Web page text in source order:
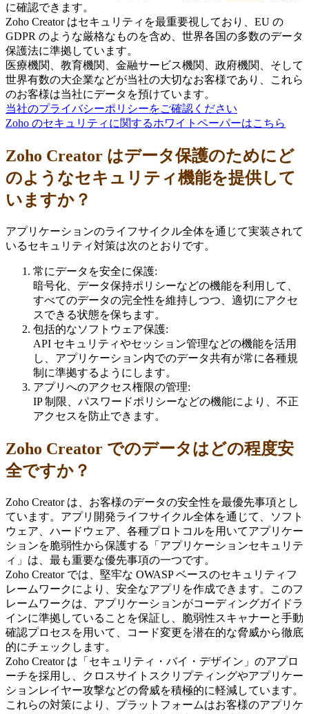
に確認できます。
Zoho Creator はセキュリティを最重要視しており、EU の
GDPR のような厳格なものを含め、世界各国の多数のデータ
保護法に準拠しています。
医療機関、教育機関、金融サービス機関、政府機関、そして
世界有数の大企業などが当社の大切なお客様であり、これら
のお客様は当社にデータを預けています。
当社のプライバシーポリシーをご確認ください
Zoho のセキュリティに関するホワイトペーパーはこちら
Zoho Creator はデータ保護のためにど
のようなセキュリティ機能を提供して
いますか？
アプリケーションのライフサイクル全体を通じて実装されて
いるセキュリティ対策は次のとおりです。
常にデータを安全に保護:
暗号化、データ保持ポリシーなどの機能を利用して、
すべてのデータの完全性を維持しつつ、適切にアクセ
スできる状態を保ちます。
包括的なソフトウェア保護:
API セキュリティやセッション管理などの機能を活用
し、アプリケーション内でのデータ共有が常に各種規
制に準拠するようにします。
アプリへのアクセス権限の管理:
IP 制限、パスワードポリシーなどの機能により、不正
アクセスを防止できます。
Zoho Creator でのデータはどの程度安
全ですか？
Zoho Creator は、お客様のデータの安全性を最優先事項とし
ています。アプリ開発ライフサイクル全体を通じて、ソフト
ウェア、ハードウェア、各種プロトコルを用いてアプリケー
ションを脆弱性から保護する「アプリケーションセキュリテ
ィ」は、最も重要な優先事項の一つです。
Zoho Creator では、堅牢な OWASP ベースのセキュリティフ
レームワークにより、安全なアプリを作成できます。このフ
レームワークは、アプリケーションがコーディングガイドラ
インに準拠していることを保証し、脆弱性スキャナーと手動
確認プロセスを用いて、コード変更を潜在的な脅威から徹底
的にチェックします。
Zoho Creator は「セキュリティ・バイ・デザイン」のアプロ
ーチを採用し、クロスサイトスクリプティングやアプリケー
ションレイヤー攻撃などの脅威を積極的に軽減しています。
これらの対策により、プラットフォームはお客様のアプリケ